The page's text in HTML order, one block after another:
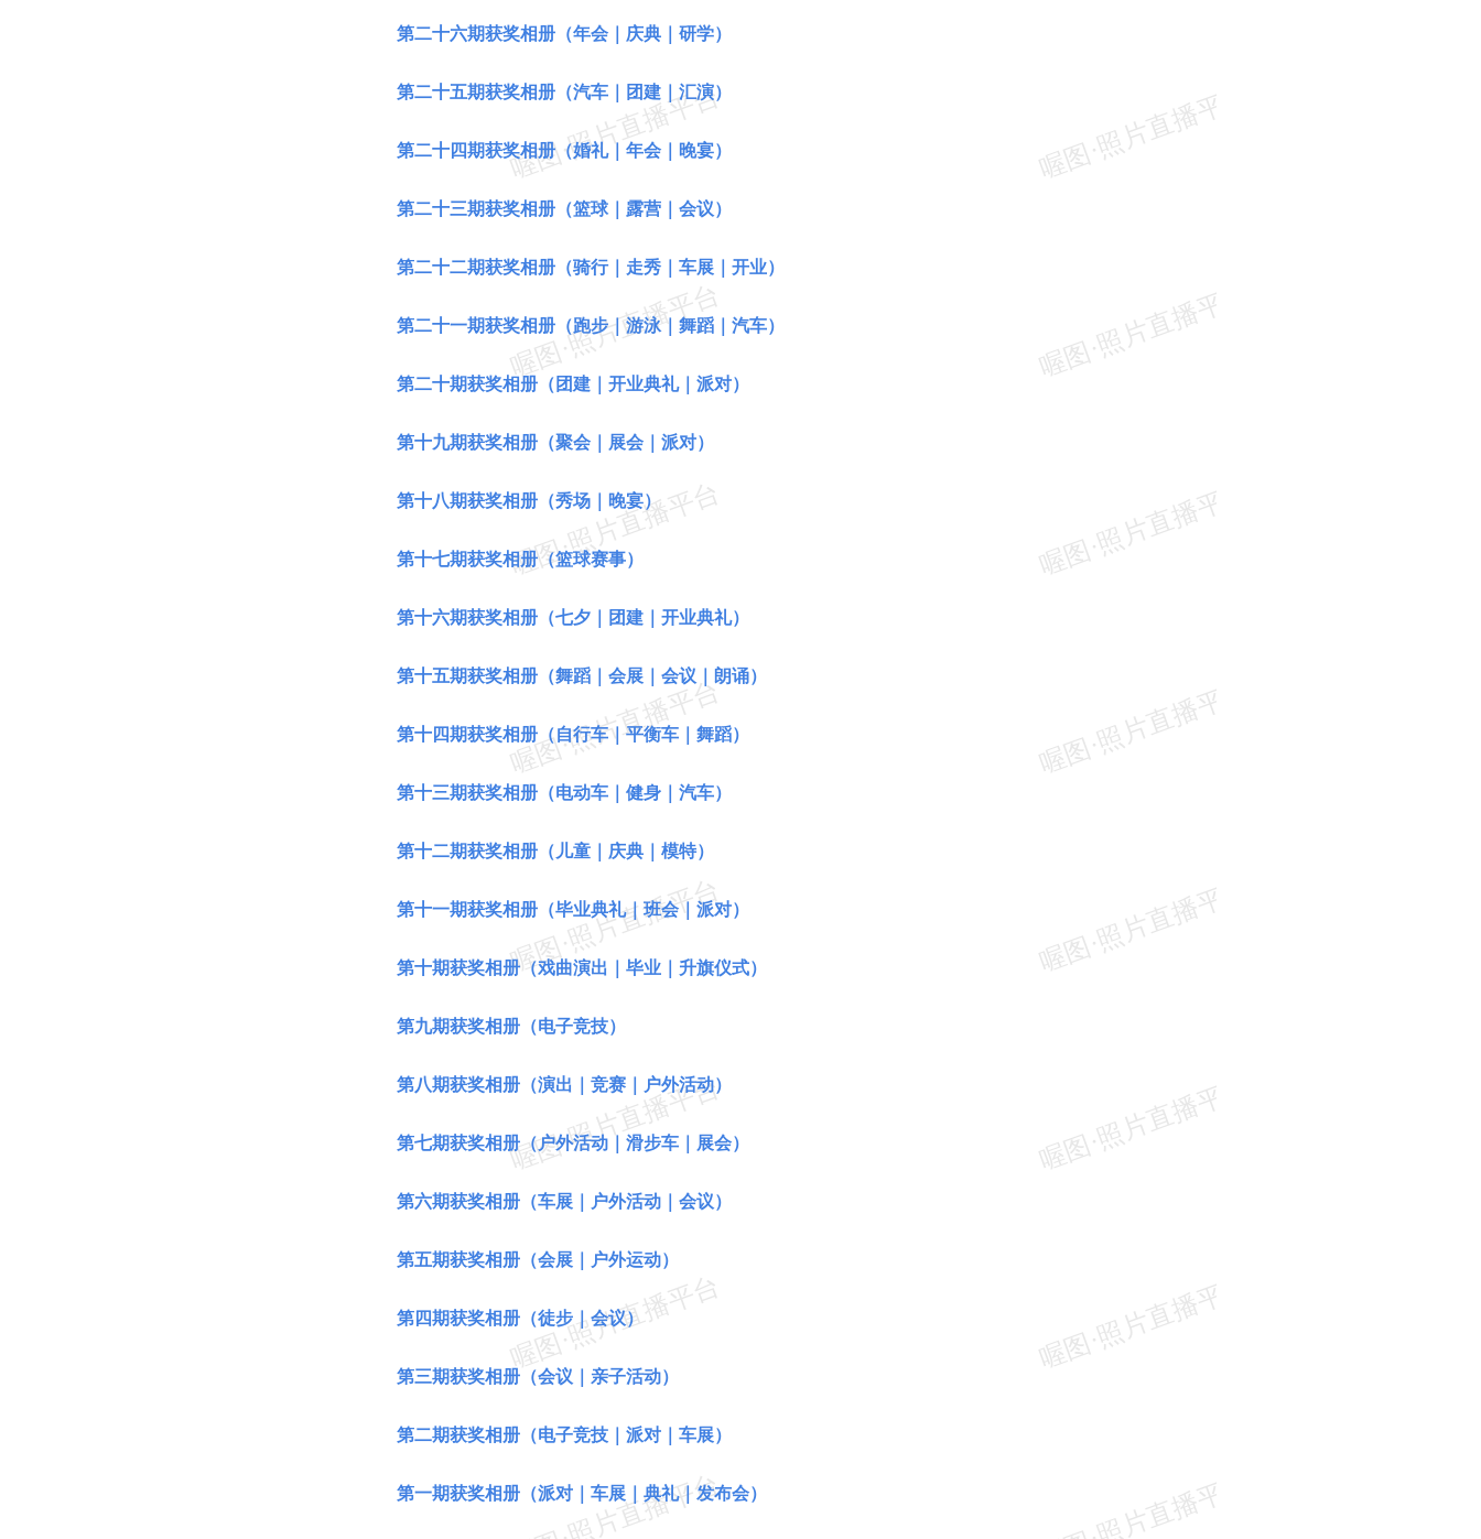
第二十六期获奖相册（年会｜庆典｜研学）
第二十五期获奖相册（汽车｜团建｜汇演）
第二十四期获奖相册（婚礼｜年会｜晚宴）
第二十三期获奖相册（篮球｜露营｜会议）
第二十二期获奖相册（骑行｜走秀｜车展｜开业）
第二十一期获奖相册（跑步｜游泳｜舞蹈｜汽车）
第二十期获奖相册（团建｜开业典礼｜派对）
第十九期获奖相册（聚会｜展会｜派对）
第十八期获奖相册（秀场｜晚宴）
第十七期获奖相册（篮球赛事）
第十六期获奖相册（七夕｜团建｜开业典礼）
第十五期获奖相册（舞蹈｜会展｜会议｜朗诵）
第十四期获奖相册（自行车｜平衡车｜舞蹈）
第十三期获奖相册（电动车｜健身｜汽车）
第十二期获奖相册（儿童｜庆典｜模特）
第十一期获奖相册（毕业典礼｜班会｜派对）
第十期获奖相册（戏曲演出｜毕业｜升旗仪式）
第九期获奖相册（电子竞技）
第八期获奖相册（演出｜竞赛｜户外活动）
第七期获奖相册（户外活动｜滑步车｜展会）
第六期获奖相册（车展｜户外活动｜会议）
第五期获奖相册（会展｜户外运动）
第四期获奖相册（徒步｜会议）
第三期获奖相册（会议｜亲子活动）
第二期获奖相册（电子竞技｜派对｜车展）
第一期获奖相册（派对｜车展｜典礼｜发布会）